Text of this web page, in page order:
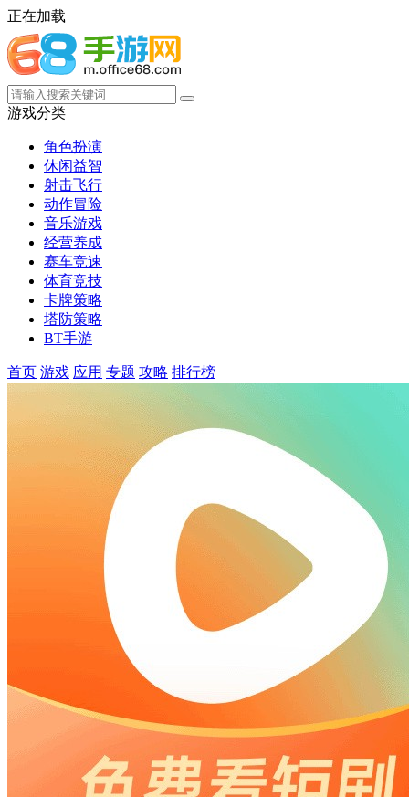
正在加载
游戏分类
角色扮演
休闲益智
射击飞行
动作冒险
音乐游戏
经营养成
赛车竞速
体育竞技
卡牌策略
塔防策略
BT手游
首页 游戏 应用 专题 攻略 排行榜